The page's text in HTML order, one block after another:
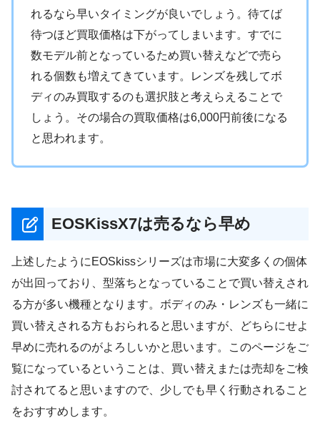
れるなら早いタイミングが良いでしょう。待てば
待つほど買取価格は下がってしまいます。すでに
数モデル前となっているため買い替えなどで売ら
れる個数も増えてきています。レンズを残してボ
ディのみ買取するのも選択肢と考えらえることで
しょう。その場合の買取価格は6,000円前後になる
と思われます。
EOSKissX7は売るなら早め
上述したようにEOSkissシリーズは市場に大変多くの個体
が出回っており、型落ちとなっていることで買い替えされ
る方が多い機種となります。ボディのみ・レンズも一緒に
買い替えされる方もおられると思いますが、どちらにせよ
早めに売れるのがよろしいかと思います。このページをご
覧になっているということは、買い替えまたは売却をご検
討されてると思いますので、少しでも早く行動されること
をおすすめします。